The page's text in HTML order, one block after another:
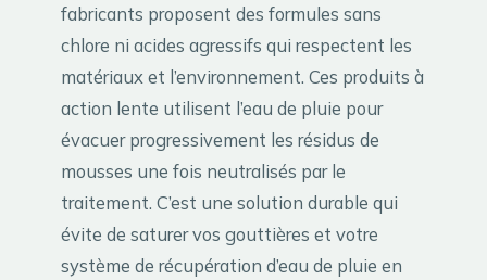
fabricants proposent des formules sans
chlore ni acides agressifs qui respectent les
matériaux et l’environnement. Ces produits à
action lente utilisent l’eau de pluie pour
évacuer progressivement les résidus de
mousses une fois neutralisés par le
traitement. C’est une solution durable qui
évite de saturer vos gouttières et votre
système de récupération d’eau de pluie en